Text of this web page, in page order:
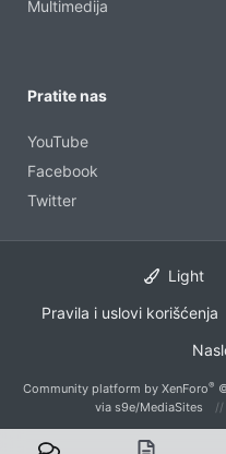
Multimedija
Pratite nas
YouTube
Facebook
Twitter
Light
Pravila i uslovi korišćenja
Community platform by XenForo®
via s9e/MediaSites